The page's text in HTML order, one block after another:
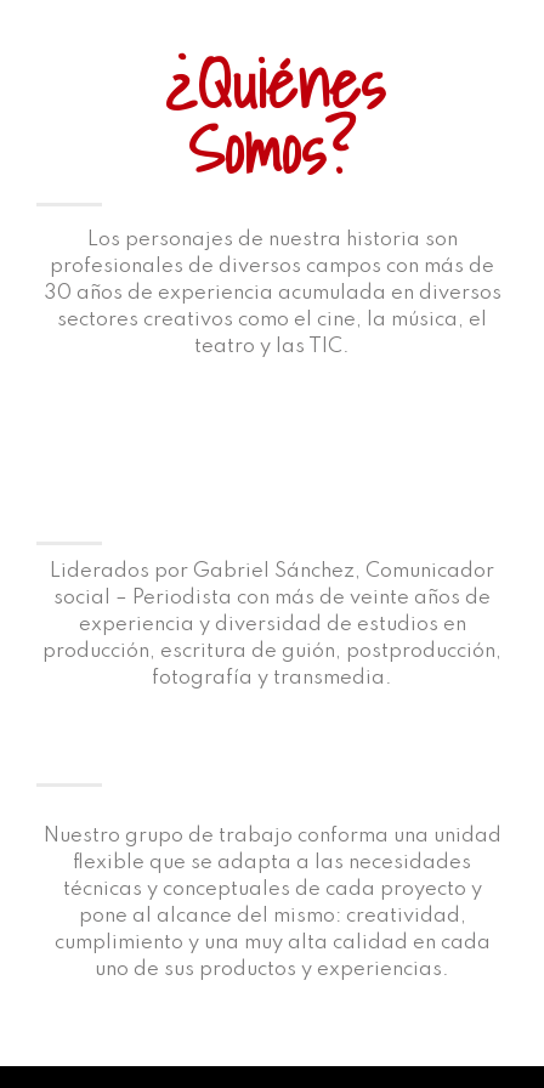
¿Quiénes
Somos?
Los personajes de nuestra historia son
profesionales de diversos campos con más de
30 años de experiencia acumulada en diversos
sectores creativos como el cine, la música, el
teatro y las TIC.
Liderados por Gabriel Sánchez, Comunicador
social – Periodista con más de veinte años de
experiencia y diversidad de estudios en
producción, escritura de guión, postproducción,
fotografía y transmedia.
Nuestro grupo de trabajo conforma una unidad
flexible que se adapta a las necesidades
técnicas y conceptuales de cada proyecto y
pone al alcance del mismo: creatividad,
cumplimiento y una muy alta calidad en cada
uno de sus productos y experiencias.